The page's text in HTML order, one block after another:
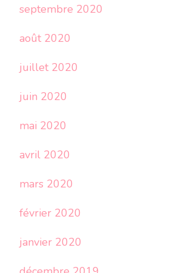
septembre 2020
août 2020
juillet 2020
juin 2020
mai 2020
avril 2020
mars 2020
février 2020
janvier 2020